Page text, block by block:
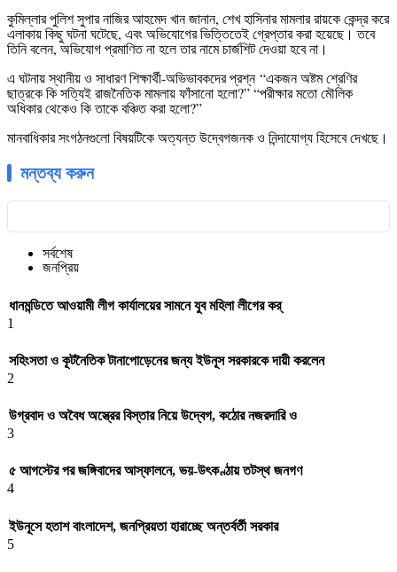
কুমিল্লার পুলিশ সুপার নাজির আহমেদ খান জানান, শেখ হাসিনার মামলার রায়কে কেন্দ্র করে
এলাকায় কিছু ঘটনা ঘটেছে, এবং অভিযোগের ভিত্তিতেই গ্রেপ্তার করা হয়েছে। তবে
তিনি বলেন, অভিযোগ প্রমাণিত না হলে তার নামে চার্জশিট দেওয়া হবে না।
এ ঘটনায় স্থানীয় ও সাধারণ শিক্ষার্থী-অভিভাবকদের প্রশ্ন“একজন অষ্টম শ্রেণির
ছাত্রকে কি সত্যিই রাজনৈতিক মামলায় ফাঁসানো হলো?” “পরীক্ষার মতো মৌলিক
অধিকার থেকেও কি তাকে বঞ্চিত করা হলো?”
মানবাধিকার সংগঠনগুলো বিষয়টিকে অত্যন্ত উদ্বেগজনক ও নিন্দাযোগ্য হিসেবে দেখছে।
মন্তব্য করুন
সর্বশেষ
জনপ্রিয়
ধানমন্ডিতে আওয়ামী লীগ কার্যালয়ের সামনে যুব মহিলা লীগের কর্
1
সহিংসতা ও কূটনৈতিক টানাপোড়েনের জন্য ইউনূস সরকারকে দায়ী করলেন
2
উগ্রবাদ ও অবৈধ অস্ত্রের বিস্তার নিয়ে উদ্বেগ, কঠোর নজরদারি ও
3
৫ আগস্টের পর জঙ্গিবাদের আস্ফালনে, ভয়-উৎকণ্ঠায় তটস্থ জনগণ
4
ইউনূসে হতাশ বাংলাদেশ, জনপ্রিয়তা হারাচ্ছে অন্তর্বর্তী সরকার
5